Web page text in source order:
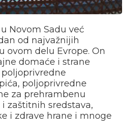
Novom Sadu već
od najvažnijih
ovom delu Evrope. On
domaće i strane
poljoprivredne
za prehrambenu
zaštitnih sredstava,
i zdrave hrane i mnoge